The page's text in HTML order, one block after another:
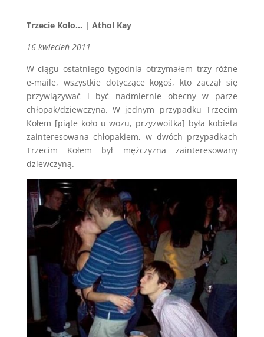
Trzecie Koło… | Athol Kay
16 kwiecień 2011
W ciągu ostatniego tygodnia otrzymałem trzy różne
e-maile, wszystkie dotyczące kogoś, kto zaczął się
przywiązywać i być nadmiernie obecny w parze
chłopak/dziewczyna. W jednym przypadku Trzecim
Kołem [piąte koło u wozu, przyzwoitka] była kobieta
zainteresowana chłopakiem, w dwóch przypadkach
Trzecim Kołem był mężczyzna zainteresowany
dziewczyną.